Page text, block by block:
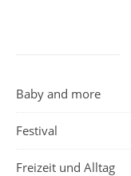
Baby and more
Festival
Freizeit und Alltag